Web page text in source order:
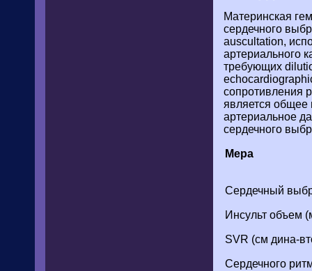
Материнская
сердечного
auscultation,
артериального
требующих
сопротивления
является общее
артериальное
сердечного
Мера
Сердечный
Инсульт объем
SVR (см дина-
Сердечного